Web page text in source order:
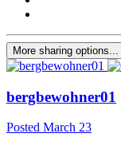
More sharing options...
bergbewohner01
Posted March 23